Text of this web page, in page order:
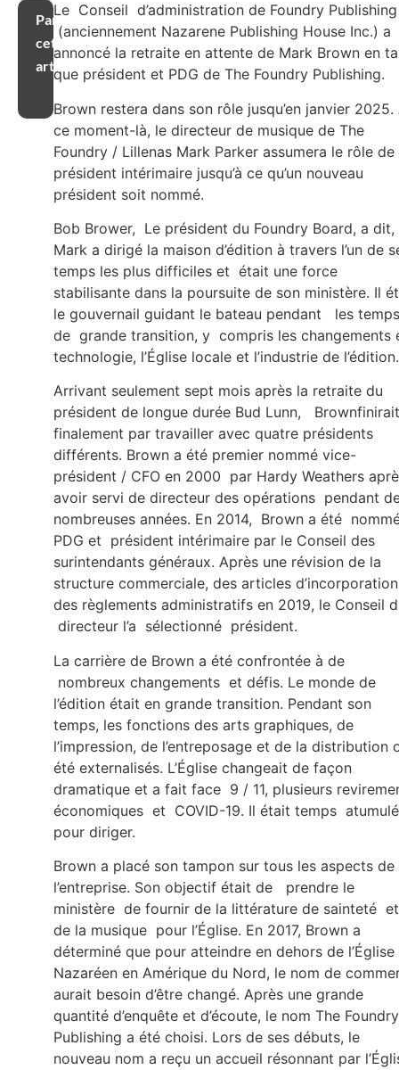
Partager
cet
article
Le Conseil d’administration de Foundry Publishing
(anciennement Nazarene Publishing House Inc.) a
annoncé la retraite en attente de Mark Brown en
que président et PDG de The Foundry Publishing.
Brown restera dans son rôle jusqu’en janvier 2025.
ce moment-là, le directeur de musique de The
Foundry / Lillenas Mark Parker assumera le rôle de
président intérimaire jusqu’à ce qu’un nouveau
président soit nommé.
Bob Brower, Le président du Foundry Board, a dit,
Mark a dirigé la maison d’édition à travers l’un de
temps les plus difficiles et était une force
stabilisante dans la poursuite de son ministère. Il
le gouvernail guidant le bateau pendant les temps
de grande transition, y compris les changements
technologie, l’Église locale et l’industrie de
Arrivant seulement sept mois après la retraite du
président de longue durée Bud Lunn, Brownfinirait
finalement par travailler avec quatre présidents
différents. Brown a été premier nommé vice-
président / CFO en 2000 par Hardy Weathers
avoir servi de directeur des opérations pendant
nombreuses années. En 2014, Brown a été
PDG et président intérimaire par le Conseil des
surintendants généraux. Après une révision de la
structure commerciale, des articles
des règlements administratifs en 2019, le Conseil
directeur l’a sélectionné président.
La carrière de Brown a été confrontée à de
nombreux changements et défis. Le monde de
l’édition était en grande transition. Pendant son
temps, les fonctions des arts graphiques, de
l’impression, de l’entreposage et de la distribution
été externalisés. L’Église changeait de façon
dramatique et a fait face 9 / 11, plusieurs
économiques et COVID-19. Il était temps atumulé
pour diriger.
Brown a placé son tampon sur tous les aspects de
l’entreprise. Son objectif était de prendre le
ministère de fournir de la littérature de sainteté et
de la musique pour l’Église. En 2017, Brown a
déterminé que pour atteindre en dehors de l’Église
Nazaréen en Amérique du Nord, le nom de
aurait besoin d’être changé. Après une grande
quantité d’enquête et d’écoute, le nom The Foundry
Publishing a été choisi. Lors de ses débuts, le
nouveau nom a reçu un accueil résonnant par